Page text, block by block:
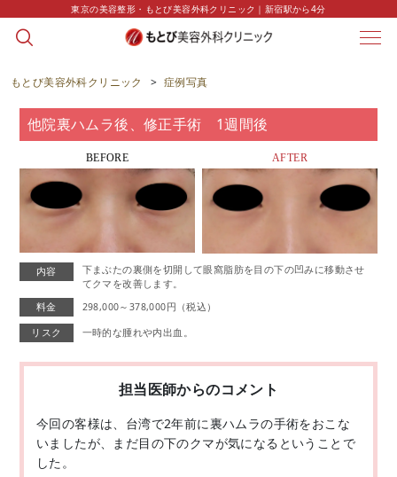
東京の美容整形・もとび美容外科クリニック｜新宿駅から4分
CASE
症例写真
もとび美容外科クリニック > 症例写真
他院裏ハムラ後、修正手術 1週間後
BEFORE AFTER
内容
下まぶたの裏側を切開して眼窩脂肪を目の下の凹みに移動させ
てクマを改善します。
料金
298,000～378,000円（税込）
リスク 一時的な腫れや内出血。
担当医師からのコメント
今回の客様は、台湾で2年前に裏ハムラの手術をおこな
いましたが、まだ目の下のクマが気になるということで
した。